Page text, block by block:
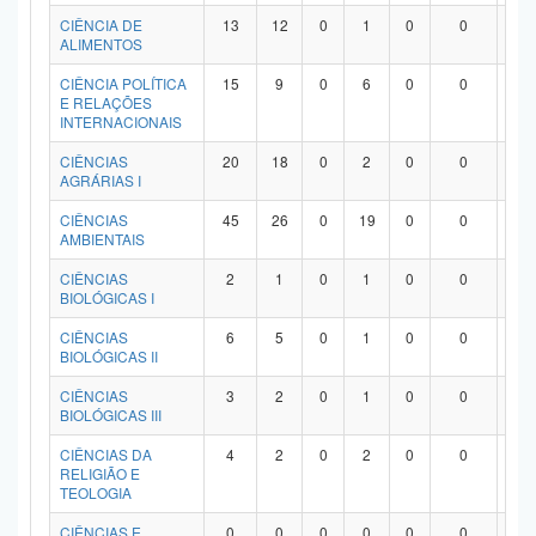
CIÊNCIA DE
ALIMENTOS
13 12 0 1 0 0
CIÊNCIA POLÍTICA
E RELAÇÕES
INTERNACIONAIS
15 9 0 6 0 0
CIÊNCIAS
AGRÁRIAS I
20 18 0 2 0 0
CIÊNCIAS
AMBIENTAIS
45 26 0 19 0 0
CIÊNCIAS
BIOLÓGICAS I
2 1 0 1 0 0
CIÊNCIAS
BIOLÓGICAS II
6 5 0 1 0 0
CIÊNCIAS
BIOLÓGICAS III
3 2 0 1 0 0
CIÊNCIAS DA
RELIGIÃO E
TEOLOGIA
4 2 0 2 0 0
CIÊNCIAS E 0 0 0 0 0 0